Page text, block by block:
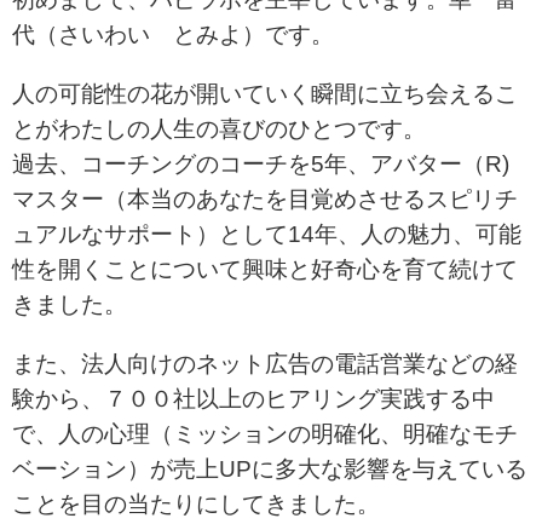
代（さいわい とみよ）です。
人の可能性の花が開いていく瞬間に立ち会えるこ
とがわたしの人生の喜びのひとつです。
過去、コーチングのコーチを5年、アバター（R)
マスター（本当のあなたを目覚めさせるスピリチ
ュアルなサポート）として14年、
人の魅力、可能
性を開くことについて興味と好奇心を育て続けて
きました。
また、法人向けのネット広告の電話営業などの経
験から、７００社以上のヒアリング実践する中
で、人の心理（ミッションの明確化、明確なモチ
ベーション）が売上UPに多大な影響を与えている
ことを目の当たりにしてきました。